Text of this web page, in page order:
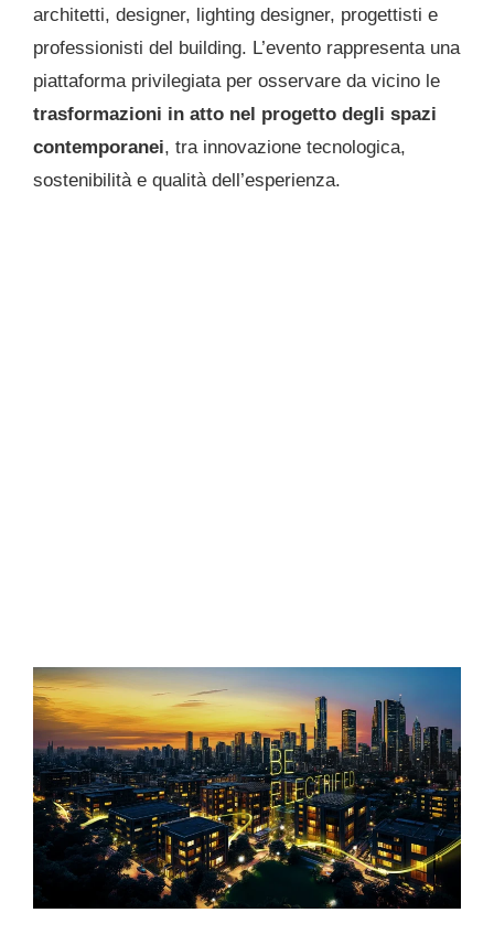
architetti, designer, lighting designer, progettisti e
professionisti del building. L’evento rappresenta una
piattaforma privilegiata per osservare da vicino le
trasformazioni in atto nel progetto degli spazi
contemporanei, tra innovazione tecnologica,
sostenibilità e qualità dell’esperienza.